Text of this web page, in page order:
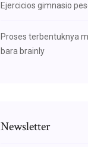
Ejercicios gimnasio
Proses terbentuknya
bara brainly
Newsletter